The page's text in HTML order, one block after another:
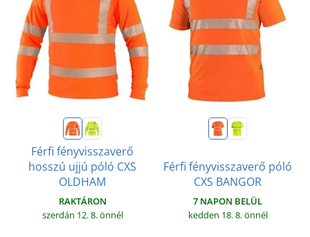
Férfi fényvisszaverő
hosszú ujjú póló CXS
OLDHAM
RAKTÁRON
szerdán 12. 8.önnél
Férfi fényvisszaverő póló
CXS BANGOR
7 NAPON BELÜL
kedden 18. 8.önnél